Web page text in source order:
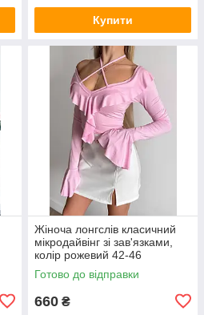
Купити
Жіноча лонгслів класичний
мікродайвінг зі зав'язками,
колір рожевий 42-46
Готово до відправки
660 ₴